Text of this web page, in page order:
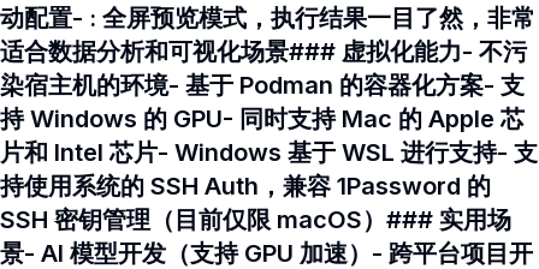
动配置- : 全屏预览模式，执行结果一目了然，非常
适合数据分析和可视化场景### 虚拟化能力- 不污
染宿主机的环境- 基于 Podman 的容器化方案- 支
持 Windows 的 GPU- 同时支持 Mac 的 Apple 芯
片和 Intel 芯片- Windows 基于 WSL 进行支持- 支
持使用系统的 SSH Auth，兼容 1Password 的
SSH 密钥管理（目前仅限 macOS）### 实用场
景- AI 模型开发（支持 GPU 加速）- 跨平台项目开